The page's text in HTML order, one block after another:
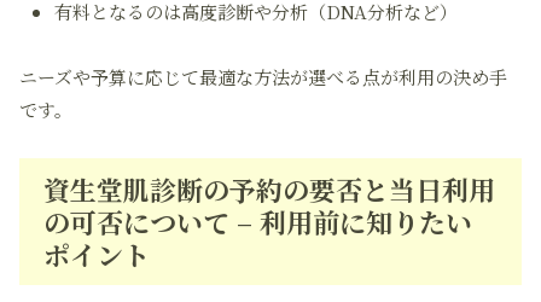
有料となるのは高度診断や分析（DNA分析など）
ニーズや予算に応じて最適な方法が選べる点が利用の決め手
です。
資生堂肌診断の予約の要否と当日利用
の可否について – 利用前に知りたい
ポイント